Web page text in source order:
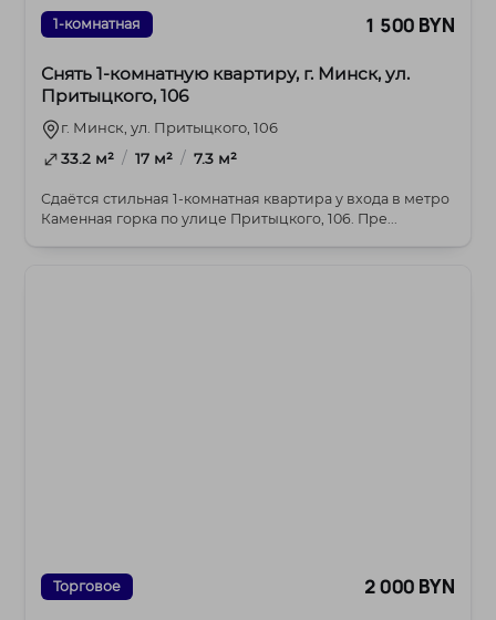
1-комнатная 1 500 BYN
Снять 1-комнатную квартиру, г. Минск, ул.
Притыцкого, 106
г. Минск, ул. Притыцкого, 106
33.2 м² / 17 м² / 7.3 м²
Сдаётся стильная 1-комнатная квартира у входа в метро
Каменная горка по улице Притыцкого, 106. Пре...
Торговое 2 000 BYN